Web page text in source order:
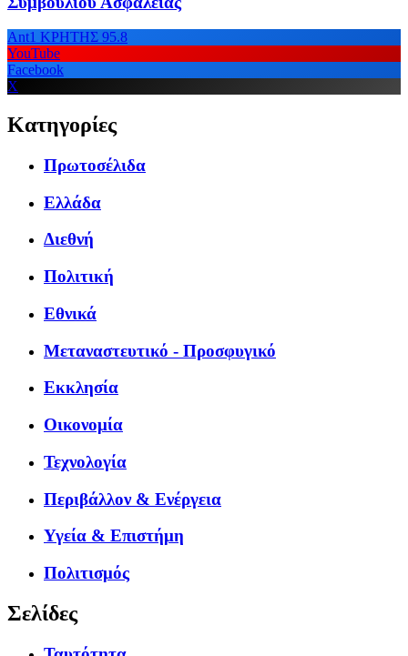
Ant1 ΚΡΗΤΗΣ 95.8
YouTube
Facebook
X
Κατηγορίες
Πρωτοσέλιδα
Ελλάδα
Διεθνή
Πολιτική
Εθνικά
Μεταναστευτικό - Προσφυγικό
Εκκλησία
Οικονομία
Τεχνολογία
Περιβάλλον & Ενέργεια
Υγεία & Επιστήμη
Πολιτισμός
Σελίδες